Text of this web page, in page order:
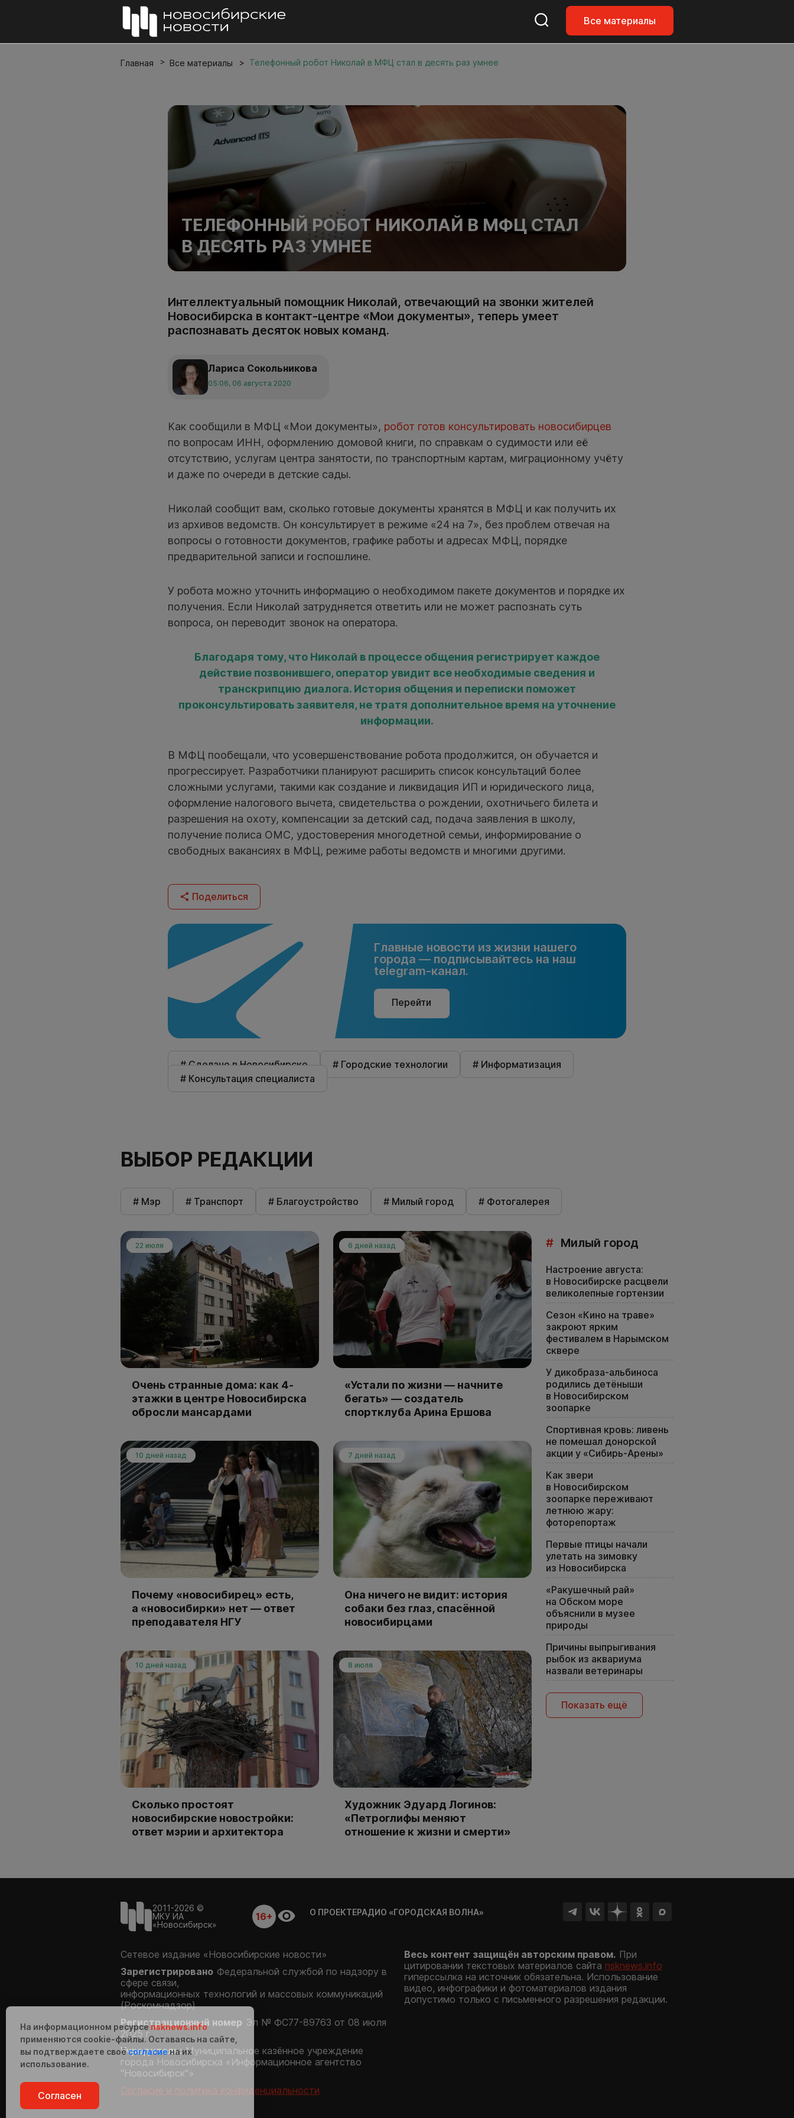
Все материалы
Главная Все материалы Телефонный робот Николай в МФЦ стал в десять раз умнее
ТЕЛЕФОННЫЙ РОБОТ НИКОЛАЙ В МФЦ СТАЛ
В ДЕСЯТЬ РАЗ УМНЕЕ
Интеллектуальный помощник Николай, отвечающий на звонки жителей
Новосибирска в контакт-центре «Мои документы», теперь умеет
распознавать десяток новых команд.
Лариса Сокольникова
05:06, 06 августа 2020
Как сообщили в МФЦ «Мои документы», робот готов консультировать новосибирцев
по вопросам ИНН, оформлению домовой книги, по справкам о судимости или её
отсутствию, услугам центра занятости, по транспортным картам, миграционному учёту
и даже по очереди в детские сады.
Николай сообщит вам, сколько готовые документы хранятся в МФЦ и как получить их
из архивов ведомств. Он консультирует в режиме «24 на 7», без проблем отвечая на
вопросы о готовности документов, графике работы и адресах МФЦ, порядке
предварительной записи и госпошлине.
У робота можно уточнить информацию о необходимом пакете документов и порядке их
получения. Если Николай затрудняется ответить или не может распознать суть
вопроса, он переводит звонок на оператора.
Благодаря тому, что Николай в процессе общения регистрирует каждое
действие позвонившего, оператор увидит все необходимые сведения и
транскрипцию диалога. История общения и переписки поможет
проконсультировать заявителя, не тратя дополнительное время на уточнение
информации.
В МФЦ пообещали, что усовершенствование робота продолжится, он обучается и
прогрессирует. Разработчики планируют расширить список консультаций более
сложными услугами, такими как создание и ликвидация ИП и юридического лица,
оформление налогового вычета, свидетельства о рождении, охотничьего билета и
разрешения на охоту, компенсации за детский сад, подача заявления в школу,
получение полиса ОМС, удостоверения многодетной семьи, информирование о
свободных вакансиях в МФЦ, режиме работы ведомств и многими другими.
Поделиться
Главные новости из жизни нашего
города — подписывайтесь на наш
telegram-канал.
Перейти
# Сделано в Новосибирске # Городские технологии
# Информатизация
# Консультация специалиста
ВЫБОР РЕДАКЦИИ
# Мэр # Транспорт # Благоустройство # Милый город # Фотогалерея
22 июля
Очень странные дома: как 4-
этажки в центре Новосибирска
обросли мансардами
6 дней назад
«Устали по жизни — начните
бегать» — создатель
спортклуба Арина Ершова
10 дней назад
Почему «новосибирец» есть,
а «новосибирки» нет — ответ
преподавателя НГУ
7 дней назад
Она ничего не видит: история
собаки без глаз, спасённой
новосибирцами
10 дней назад
Сколько простоят
новосибирские новостройки:
ответ мэрии и архитектора
8 июля
Художник Эдуард Логинов:
«Петроглифы меняют
отношение к жизни и смерти»
# Милый город
Настроение августа:
в Новосибирске расцвели
великолепные гортензии
Сезон «Кино на траве»
закроют ярким
фестивалем в Нарымском
сквере
У дикобраза-альбиноса
родились детёныши
в Новосибирском
зоопарке
Спортивная кровь: ливень
не помешал донорской
акции у «Сибирь-Арены»
Как звери
в Новосибирском
зоопарке переживают
летнюю жару:
фоторепортаж
Первые птицы начали
улетать на зимовку
из Новосибирска
«Ракушечный рай»
на Обском море
объяснили в музее
природы
Причины выпрыгивания
рыбок из аквариума
назвали ветеринары
Показать ещё
2011-2026 ©
МКУ ИА
«Новосибирск»
16+ О ПРОЕКТЕРАДИО «ГОРОДСКАЯ ВОЛНА»
Сетевое издание «Новосибирские новости»
Зарегистрировано Федеральной службой по надзору в
сфере связи,
информационных технологий и массовых коммуникаций
(Роскомнадзор)
Регистрационный номер Эл № ФС77-89763 от 08 июля
2025 г.
Учредитель: Муниципальное казённое учреждение
города Новосибирска «Информационное агентство
"Новосибирск"»
Согласие и политика конфиденциальности
Весь контент защищён авторским правом. При
цитировании текстовых материалов сайта nsknews.info
гиперссылка на источник обязательна. Использование
видео, инфографики и фотоматериалов издания
допустимо только с письменного разрешения редакции.
На информационном ресурсе nsknews.info
применяются cookie-файлы. Оставаясь на сайте,
вы подтверждаете своёсогласиена их
использование.
Согласен